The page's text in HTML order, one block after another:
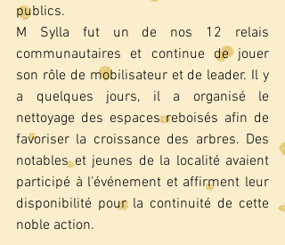
publics.
M Sylla fut un de nos 12 relais
communautaires et continue de jouer
son rôle de mobilisateur et de leader. Il y
a quelques jours, il a organisé le
nettoyage des espaces reboisés afin de
favoriser la croissance des arbres. Des
notables et jeunes de la localité avaient
participé à l'événement et affirment leur
disponibilité pour la continuité de cette
noble action.